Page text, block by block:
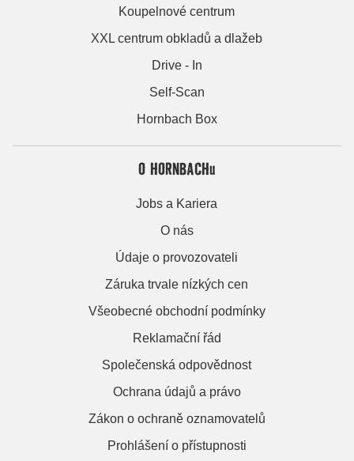
Koupelnové centrum
XXL centrum obkladů a dlažeb
Drive - In
Self-Scan
Hornbach Box
O HORNBACHu
Jobs a Kariera
O nás
Údaje o provozovateli
Záruka trvale nízkých cen
Všeobecné obchodní podmínky
Reklamační řád
Společenská odpovědnost
Ochrana údajů a právo
Zákon o ochraně oznamovatelů
Prohlášení o přístupnosti